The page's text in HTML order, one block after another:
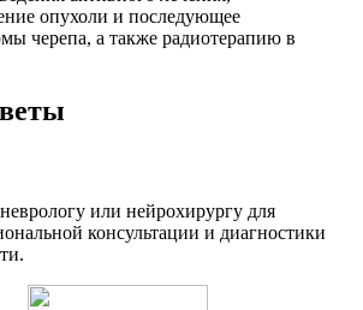
опухоли и последующее
черепа, а также радиотерапию в
или нейрохирургу для
консультации и диагностики